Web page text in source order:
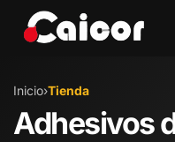
Inicio›Tienda
Adhesivos